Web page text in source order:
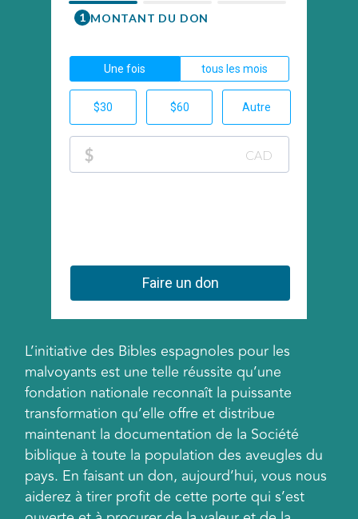
L’initiative des Bibles espagnoles pour les
malvoyants est une telle réussite qu’une
fondation nationale reconnaît la puissante
transformation qu’elle offre et distribue
maintenant la documentation de la Société
biblique à toute la population des aveugles du
pays. En faisant un don, aujourd’hui, vous nous
aiderez à tirer profit de cette porte qui s’est